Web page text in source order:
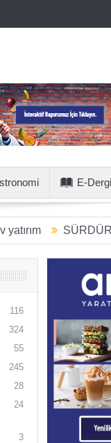
E-Dergi
SÜRDÜRÜLEBİLİR
116
324
55
245
28
24
3